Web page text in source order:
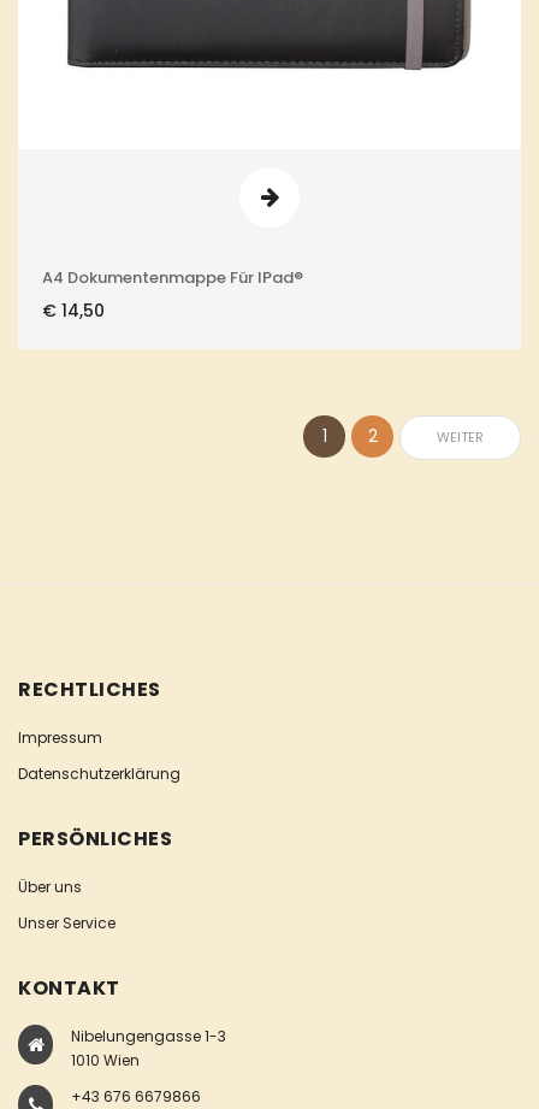
A4 Dokumentenmappe Für IPad®
€ 14,50
1 2 WEITER
RECHTLICHES
Impressum
Datenschutzerklärung
PERSÖNLICHES
Über uns
Unser Service
KONTAKT
Nibelungengasse 1-3
1010 Wien
+43 676 6679866